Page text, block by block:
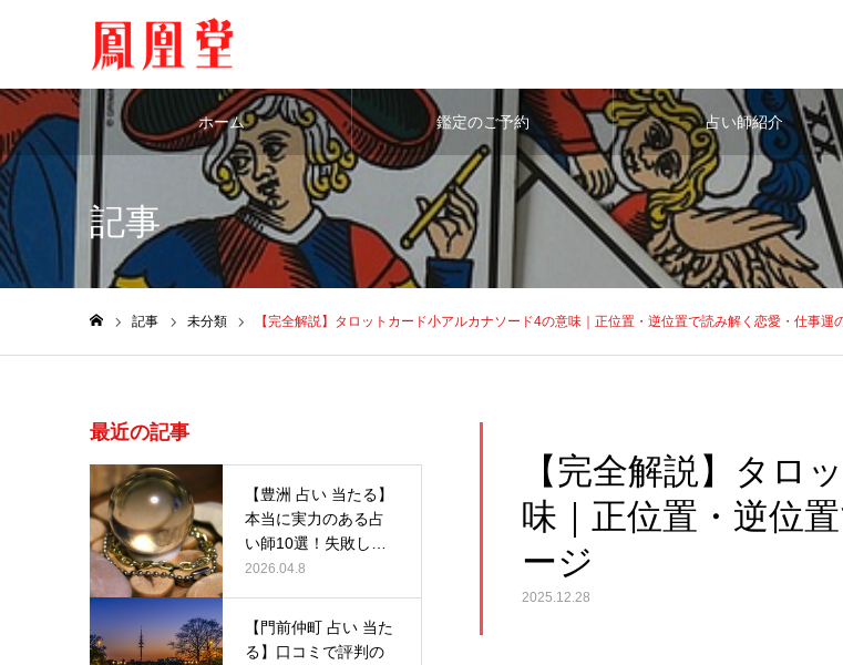
ホーム 鑑定のご予約 占い師紹介
記事
記事 未分類 【完全解説】タロットカード小アルカナソード4の意味｜正位置・逆位置で読み解く恋愛・仕事運
【完全解説】タロ
味｜正位置・逆位
ージ
2025.12.28
最近の記事
【豊洲 占い 当たる】
本当に実力のある占
い師10選！失敗しな
い選び…
2026.04.8
【門前仲町 占い 当た
る】口コミで評判の